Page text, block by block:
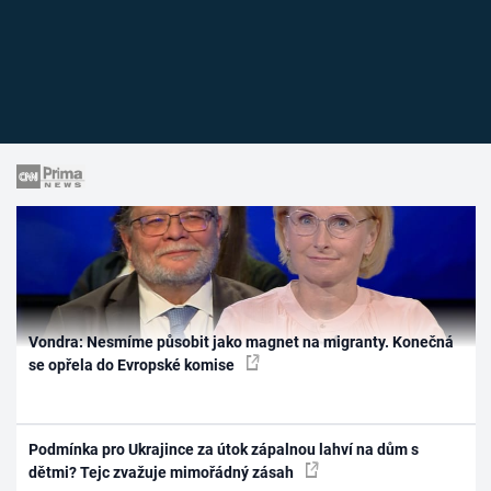
Vondra: Nesmíme působit jako magnet na migranty. Konečná
se opřela do Evropské komise
Podmínka pro Ukrajince za útok zápalnou lahví na dům s
dětmi? Tejc zvažuje mimořádný zásah